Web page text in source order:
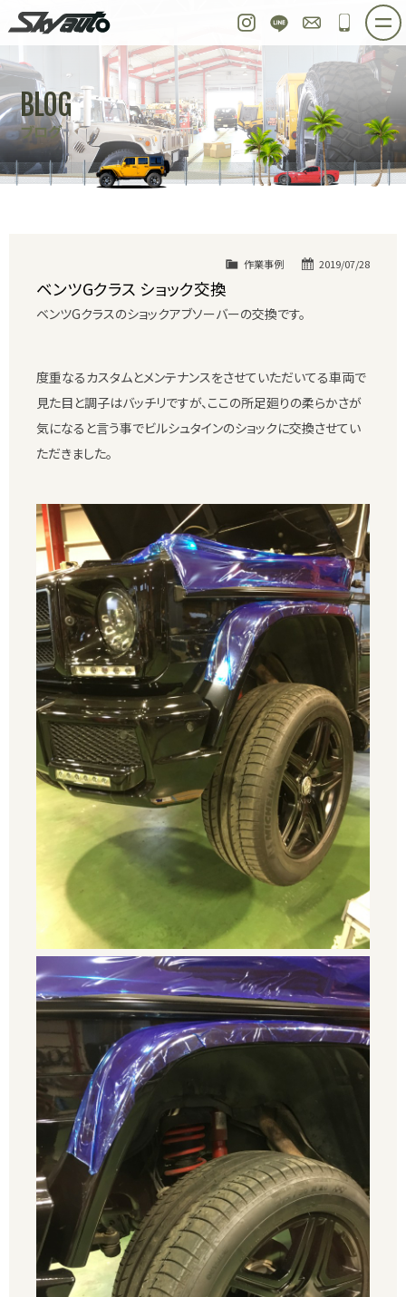
Instagram
LINE お問い合わせ
048-
ホーム 在庫車情報 ご購入プラン
整備作業実例 パーツ販売 買取＆オーダー
店舗紹介 工場紹介 会社概要
スタッフ紹介 求人情報 公式ブログ
BLOG
ブログ
2019/07/28
作業事例
ベンツGクラス ショック交換
ベンツGクラスのショックアブソーバーの交換です。
度重なるカスタムとメンテナンスをさせていただいてる車両で
見た目と調子はバッチリですが、ここの所足廻りの柔らかさが
気になると言う事でビルシュタインのショックに交換させてい
ただきました。